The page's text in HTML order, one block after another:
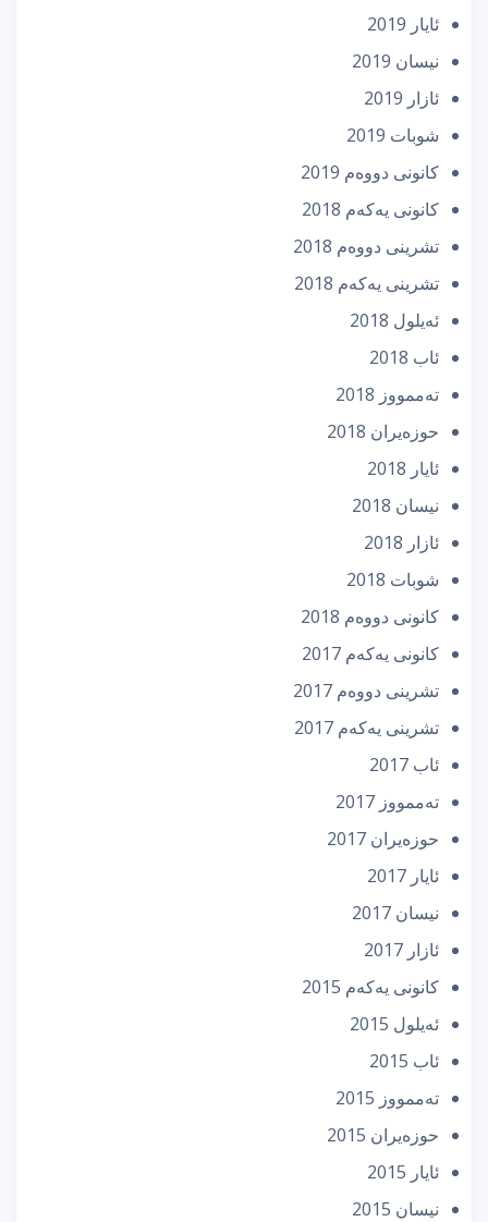
ئایار 2019
نیسان 2019
ئازار 2019
شوبات 2019
كانونی دووه‌م 2019
كانونی یه‌كه‌م 2018
تشرینی دووه‌م 2018
تشرینی یه‌كه‌م 2018
ئه‌یلول 2018
ئاب 2018
تەممووز 2018
حوزه‌یران 2018
ئایار 2018
نیسان 2018
ئازار 2018
شوبات 2018
كانونی دووه‌م 2018
كانونی یه‌كه‌م 2017
تشرینی دووه‌م 2017
تشرینی یه‌كه‌م 2017
ئاب 2017
تەممووز 2017
حوزه‌یران 2017
ئایار 2017
نیسان 2017
ئازار 2017
كانونی یه‌كه‌م 2015
ئه‌یلول 2015
ئاب 2015
تەممووز 2015
حوزه‌یران 2015
ئایار 2015
نیسان 2015